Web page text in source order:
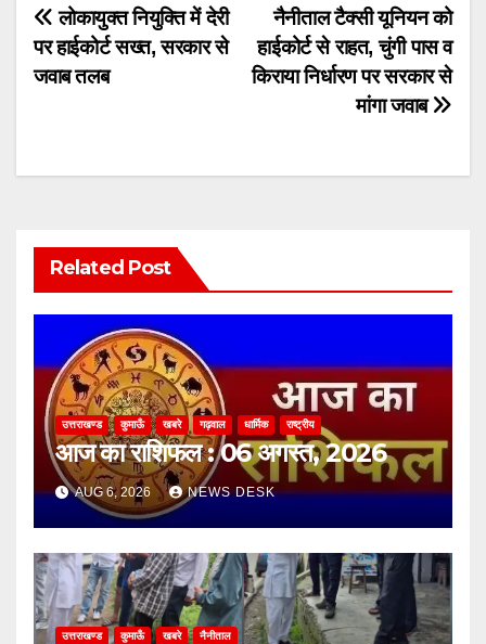
Post
navigation
नैनीताल टैक्सी यूनियन को
हाईकोर्ट से राहत, चुंगी पास व
किराया निर्धारण पर सरकार से
मांगा जवाब
लोकायुक्त नियुक्ति में देरी
पर हाईकोर्ट सख्त, सरकार से
जवाब तलब
Related Post
उत्तराखण्ड कुमाऊँ खबरे गढ़वाल धार्मिक राष्ट्रीय
आज का राशिफल : 06 अगस्त, 2026
AUG 6, 2026 NEWS DESK
उत्तराखण्ड कुमाऊँ खबरे नैनीताल